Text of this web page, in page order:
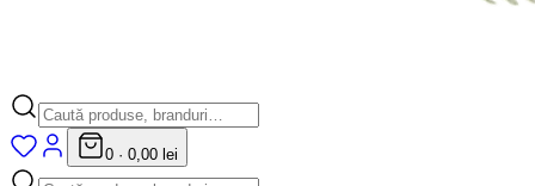
0 · 0,00 lei